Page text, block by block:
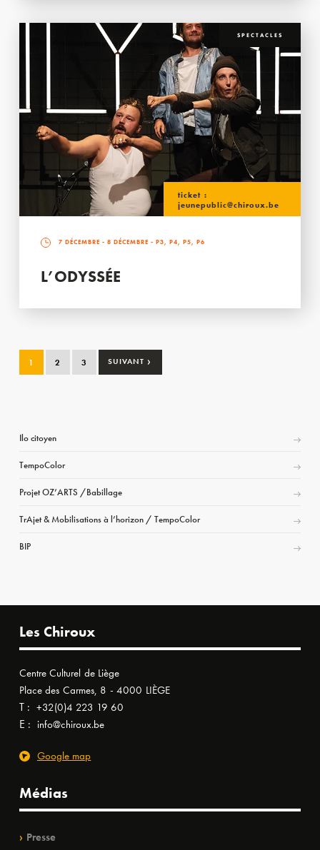
SPECTACLES
ticket :
jeunepublic@chiroux.be
7 DÉCEMBRE - 8 DÉCEMBRE - P3, P4, P5, P6
L’ODYSSÉE
1 2 3 SUIVANT ›
Ilo citoyen
TempoColor
Projet OZ’ARTS /Babillage
TrAjet & Mobilisations à l’horizon / TempoColor
BIP
Les Chiroux
Centre Culturel de Liège
Place des Carmes, 8 - 4000 LIÈGE
T : +32(0)4 223 19 60
E : info@chiroux.be
Google map
Médias
Presse